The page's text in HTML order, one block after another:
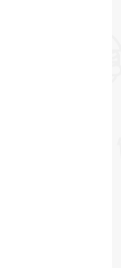
，将关键结
器顶部，以
在支持代码